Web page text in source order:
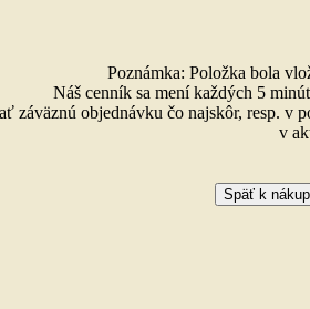
Poznámka: Položka bola
Náš cenník sa mení každých 5
záväznú objednávku čo najskôr, resp. v
v